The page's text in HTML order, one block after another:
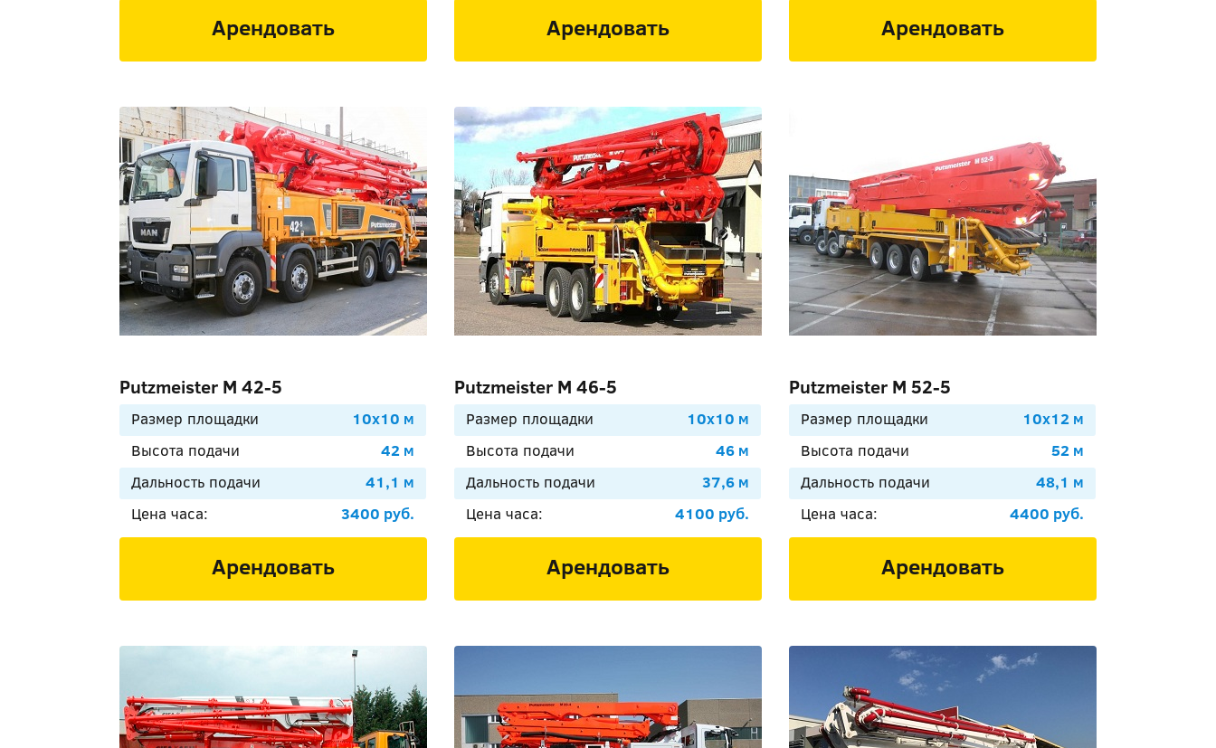
Арендовать Арендовать Арендовать
Putzmeister М 42-5
Размер площадки
10х10 м
Высота подачи
42 м
Дальность подачи
41,1 м
Цена часа:
3400 руб.
Арендовать
Putzmeister М 46-5
Размер площадки
10х10 м
Высота подачи
46 м
Дальность подачи
37,6 м
Цена часа:
4100 руб.
Арендовать
Putzmeister М 52-5
Размер площадки
10х12 м
Высота подачи
52 м
Дальность подачи
48,1 м
Цена часа:
4400 руб.
Арендовать